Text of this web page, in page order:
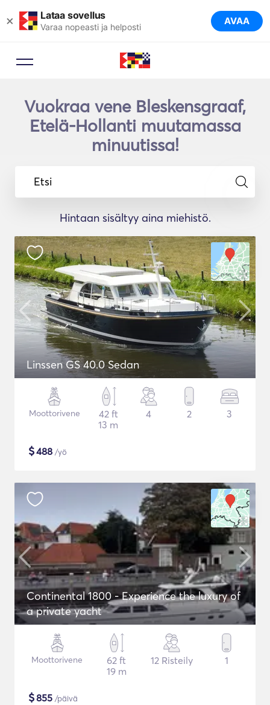
× Lataa sovellus
Varaa nopeasti ja helposti AVAA
Vuokraa vene Bleskensgraaf,
Etelä-Hollanti muutamassa
minuutissa!
Etsi
Hintaan sisältyy aina miehistö.
Linssen GS 40.0 Sedan
Moottorivene
42 ft
13 m
4 2 3
$488 /yö
Continental 1800 - Experience the luxury of
a private yacht
Moottorivene
62 ft
19 m
12 Risteily 1
$855 /päivä